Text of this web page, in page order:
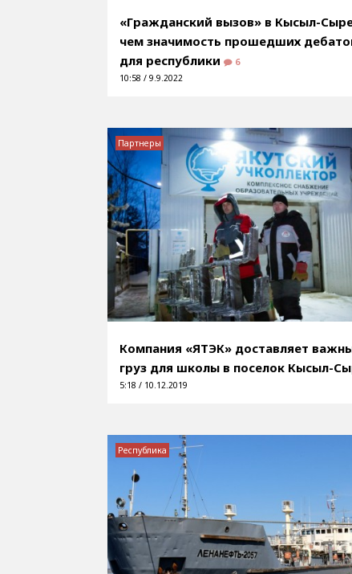
«Гражданский вызов» в Кысыл-
чем значимость прошедших
для республики
6
10:58 / 9.9.2022
Компания «ЯТЭК» доставляет
груз для школы в поселок Кысыл-
5:18 / 10.12.2019
Партнеры
Республика